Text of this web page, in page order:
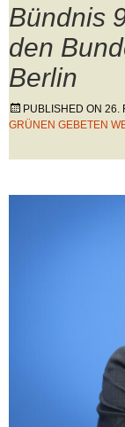
Bündnis
den
Berlin
PUBLISHED ON 26.
GRÜNEN GEBETEN